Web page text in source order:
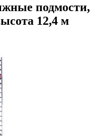
подмости,
12,4 м